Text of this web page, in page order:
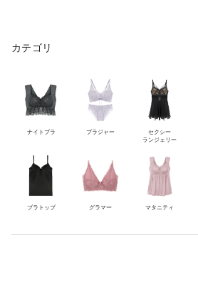
カテゴリ
ナイトブラ ブラジャー
セクシー
ランジェリー
ブラトップ グラマー マタニティ